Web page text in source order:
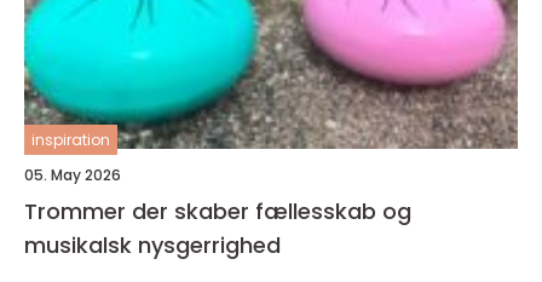
inspiration
05. May 2026
Trommer der skaber fællesskab og
musikalsk nysgerrighed